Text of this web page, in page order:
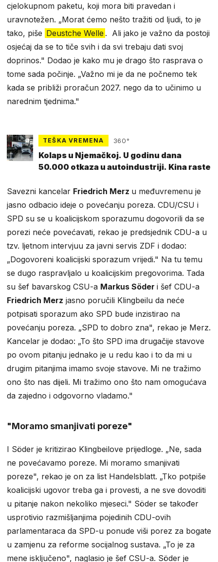
cjelokupnom paketu, koji mora biti pravedan i
uravnotežen. „Morat ćemo nešto tražiti od ljudi, to je
tako, piše Deustche Welle . Ali jako je važno da postoji
osjećaj da se to tiče svih i da svi trebaju dati svoj
doprinos." Dodao je kako mu je drago što rasprava o
tome sada počinje. „Važno mi je da ne počnemo tek
kada se približi proračun 2027. nego da to učinimo u
narednim tjednima."
TEŠKA VREMENA 360°
Kolaps u Njemačkoj. U godinu dana
50.000 otkaza u autoindustriji. Kina raste
Savezni kancelar Friedrich Merz u međuvremenu je
jasno odbacio ideje o povećanju poreza. CDU/CSU i
SPD su se u koalicijskom sporazumu dogovorili da se
porezi neće povećavati, rekao je predsjednik CDU-a u
tzv. ljetnom intervjuu za javni servis ZDF i dodao:
„Dogovoreni koalicijski sporazum vrijedi." Na tu temu
se dugo raspravljalo u koalicijskim pregovorima. Tada
su šef bavarskog CSU-a Markus Söder i šef CDU-a
Friedrich Merz jasno poručili Klingbeilu da neće
potpisati sporazum ako SPD bude inzistirao na
povećanju poreza. „SPD to dobro zna", rekao je Merz.
Kancelar je dodao: „To što SPD ima drugačije stavove
po ovom pitanju jednako je u redu kao i to da mi u
drugim pitanjima imamo svoje stavove. Mi ne tražimo
ono što nas dijeli. Mi tražimo ono što nam omogućava
da zajedno i odgovorno vladamo."
"Moramo smanjivati poreze"
I Söder je kritizirao Klingbeilove prijedloge. „Ne, sada
ne povećavamo poreze. Mi moramo smanjivati
poreze", rekao je on za list Handelsblatt. „Tko potpiše
koalicijski ugovor treba ga i provesti, a ne sve dovoditi
u pitanje nakon nekoliko mjeseci." Söder se također
usprotivio razmišljanjima pojedinih CDU-ovih
parlamentaraca da SPD-u ponude viši porez za bogate
u zamjenu za reforme socijalnog sustava. „To je za
mene isključeno", naglasio je šef CSU-a. Söder je